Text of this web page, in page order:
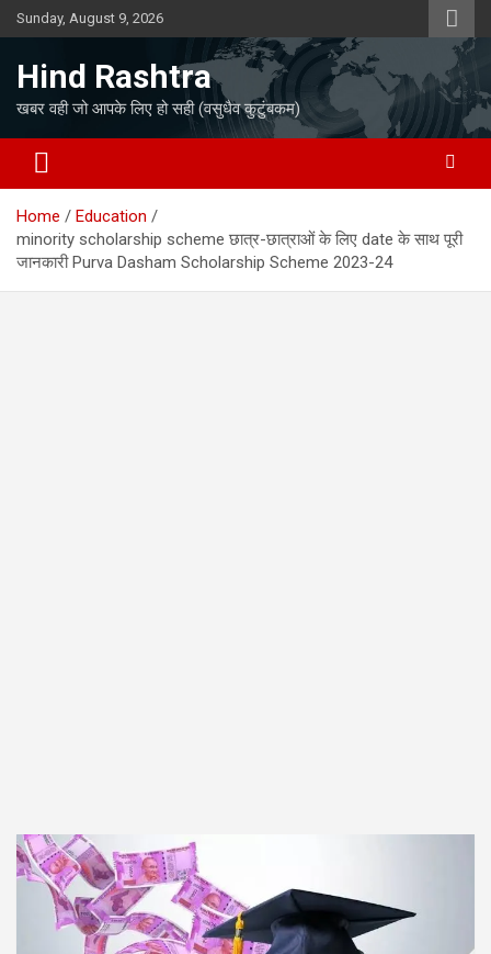
Skip
to
Sunday, August 9, 2026
Hind Rashtra
खबर वही जो आपके लिए हो सही (वसुधैव कुटुंबकम)
Home
Education
minority scholarship scheme छात्र-छात्राओं के लिए date के साथ पूरी
जानकारी Purva Dasham Scholarship Scheme 2023-24